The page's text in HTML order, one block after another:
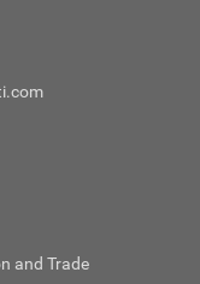
and Trade